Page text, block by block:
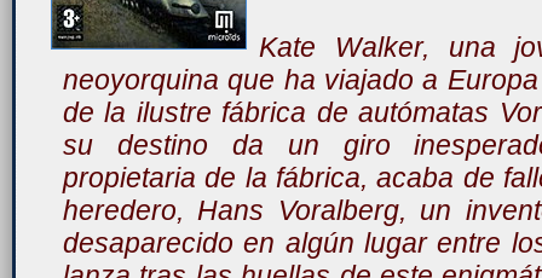
Kate Walker, una
neoyorquina que ha viajado a
de la ilustre fábrica de autómatas
su destino da un giro
propietaria de la fábrica, acaba de
heredero, Hans Voralberg, un
desaparecido en algún lugar entre